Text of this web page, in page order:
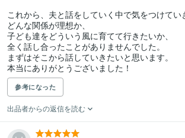
これから、夫と話をしていく中で気をつけてい
どんな関係が理想か、
子ども達をどういう風に育てて行きたいか、
全く話し合ったことがありませんでした。
まずはそこから話していきたいと思います。
本当にありがとうございました！
参考になった
出品者からの返信を読む